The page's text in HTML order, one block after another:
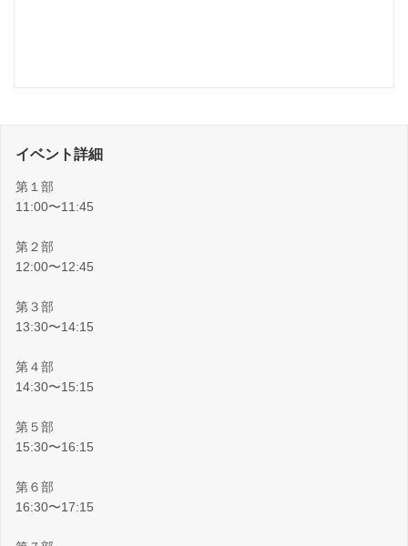
イベント詳細
第１部
11:00〜11:45
第２部
12:00〜12:45
第３部
13:30〜14:15
第４部
14:30〜15:15
第５部
15:30〜16:15
第６部
16:30〜17:15